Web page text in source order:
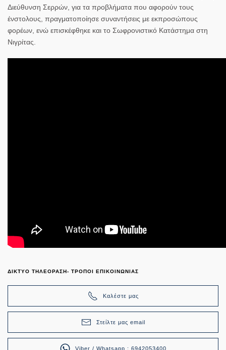
Διεύθυνση Σερρών, για τα προβλήματα που αφορούν τους
ένστολους, πραγματοποίησε συναντήσεις με εκπροσώπους
φορέων, ενώ επισκέφθηκε και το Σωφρονιστικό Κατάστημα στη
Νιγρίτας.
ΔΙΚΤΥΟ ΤΗΛΕΟΡΑΣΗ- ΤΡΟΠΟΙ ΕΠΙΚΟΙΝΩΝΙΑΣ
Καλέστε μας
Στείλτε μας email
Viber / Whatsapp : 6942053400